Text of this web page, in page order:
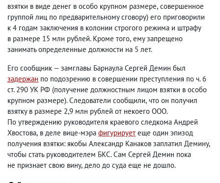
взятки в виде денег в особо крупном размере, совершенное
группой лиц по предварительному сговору) его приговорили
к 4 годам заключения в колонии строгого режима и штрафу
в размере 15 млн рублей. Кроме того, ему запрещено
занимать определенные должности на 5 лет.
Его сообщник — замглавы Барнаула Сергей Демин был
задержан по подозрению в совершении преступления по ч. 6
ст. 290 УК РФ (получение должностным лицом взятки в особо
крупном размере). Следователи сообщили, что он получил
взятку в размере 2,9 млн рублей от некоего ООО.
По утверждению руководителя краевого следкома Андрей
Хвостова, в деле вице-мэра фигурирует еще один эпизод
получения взятки: якобы Александр Канаков заплатил Демину,
чтобы стать руководителем БКС. Сам Сергей Демин пока
не признает свою вину, дело до суда еще не дошло.